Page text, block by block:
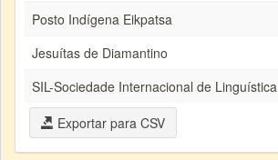
Posto Indígena Eikpatsa
Jesuítas de Diamantino
SIL-Sociedade Internacional de Linguística
Exportar para CSV